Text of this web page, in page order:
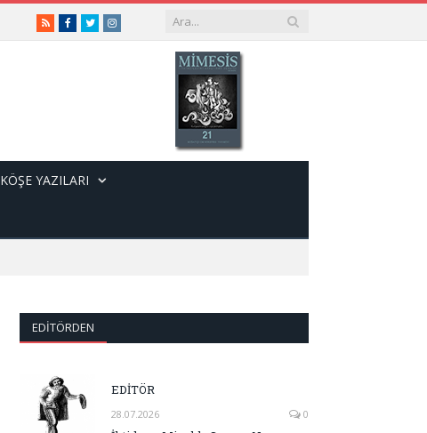
RSSFacebook
TwitterInstagram
KÖŞE YAZILARI
EDITÖRDEN
EDİTÖR
28.07.2026 0